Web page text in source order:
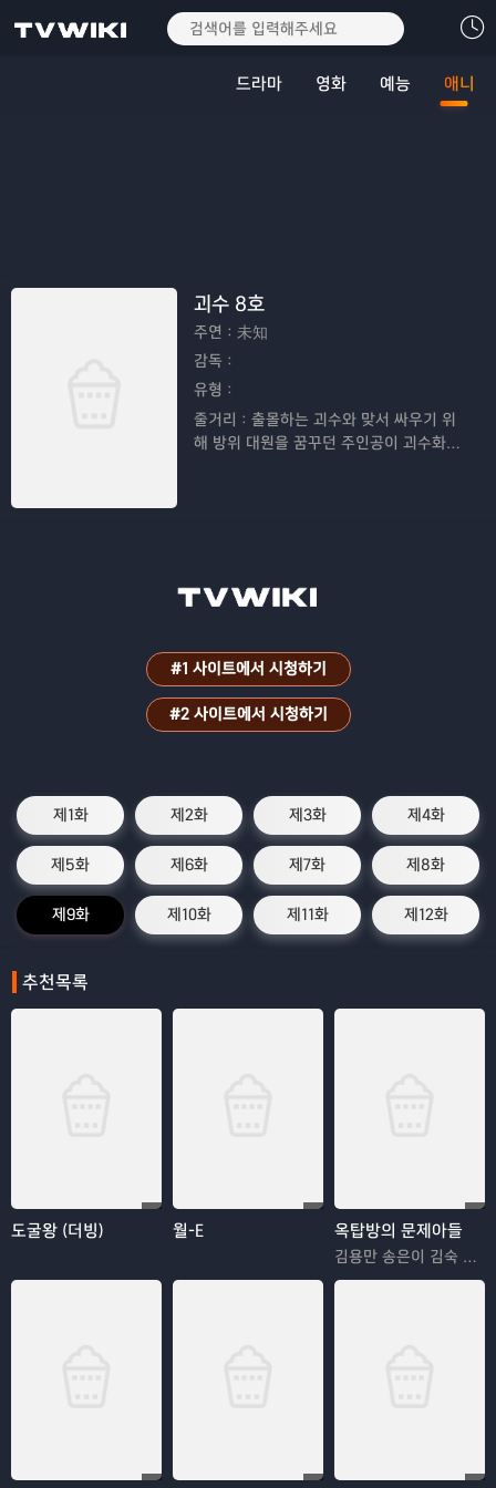
드라마 영화 예능 애니
괴수 8호
주연： 未知
감독：
유형：
줄거리： 출몰하는 괴수와 맞서 싸우기 위
해 방위 대원을 꿈꾸던 주인공이 괴수화되
#1 사이트에서 시청하기
#2 사이트에서 시청하기
제1화 제2화 제3화 제4화
제5화 제6화 제7화 제8화
제9화 제10화 제11화 제12화
추천목록
도굴왕 (더빙) 월-E 옥탑방의 문제아들
김용만 송은이 김숙 정형돈 민경훈